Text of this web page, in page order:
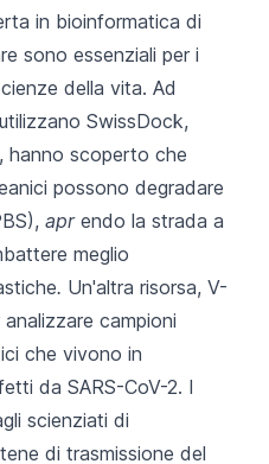
in bioinformatica di
sono essenziali per i
della vita. Ad
SwissDock,
, hanno scoperto che
possono degradare
apr endo la strada a
meglio
. Un'altra risorsa, V-
campioni
che vivono in
da SARS-CoV-2. I
scienziati di
di trasmissione del